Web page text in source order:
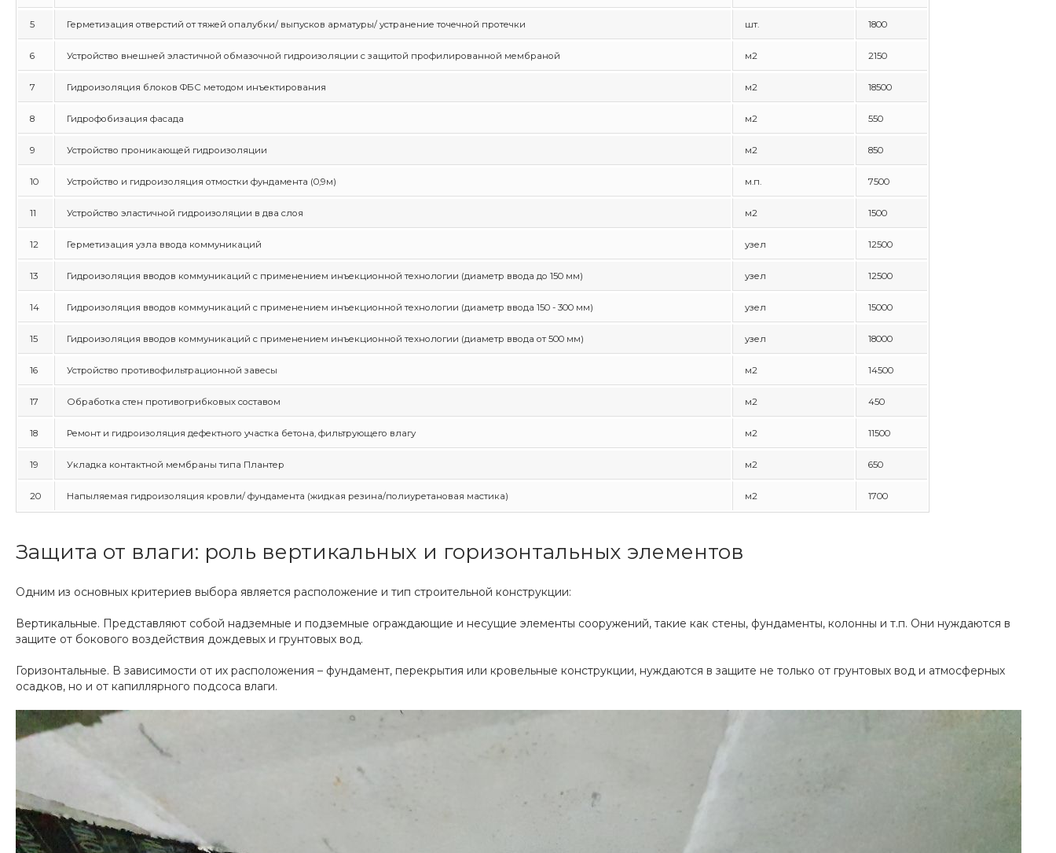
5 Герметизация отверстий от тяжей опалубки/ выпусков арматуры/ устранение точечной протечки шт. 1800
6 Устройство внешней эластичной обмазочной гидроизоляции с защитой профилированной мембраной м2 2150
7 Гидроизоляция блоков ФБС методом инъектирования м2 18500
8 Гидрофобизация фасада м2 550
9 Устройство проникающей гидроизоляции м2 850
10 Устройство и гидроизоляция отмостки фундамента (0,9м) м.п. 7500
11 Устройство эластичной гидроизоляции в два слоя м2 1500
12 Герметизация узла ввода коммуникаций узел 12500
13 Гидроизоляция вводов коммуникаций с применением инъекционной технологии (диаметр ввода до 150 мм) узел 12500
14 Гидроизоляция вводов коммуникаций с применением инъекционной технологии (диаметр ввода 150 - 300 мм) узел 15000
15 Гидроизоляция вводов коммуникаций с применением инъекционной технологии (диаметр ввода от 500 мм) узел 18000
16 Устройство противофильтрационной завесы м2 14500
17 Обработка стен противогрибковых составом м2 450
18 Ремонт и гидроизоляция дефектного участка бетона, фильтрующего влагу м2 11500
19 Укладка контактной мембраны типа Плантер м2 650
20 Напыляемая гидроизоляция кровли/ фундамента (жидкая резина/полиуретановая мастика) м2 1700
Защита от влаги: роль вертикальных и горизонтальных элементов
Одним из основных критериев выбора является расположение и тип строительной конструкции:
Вертикальные. Представляют собой надземные и подземные ограждающие и несущие элементы сооружений, такие как стены, фундаменты, колонны и т.п. Они нуждаются в
защите от бокового воздействия дождевых и грунтовых вод.
Горизонтальные. В зависимости от их расположения – фундамент, перекрытия или кровельные конструкции, нуждаются в защите не только от грунтовых вод и атмосферных
осадков, но и от капиллярного подсоса влаги.